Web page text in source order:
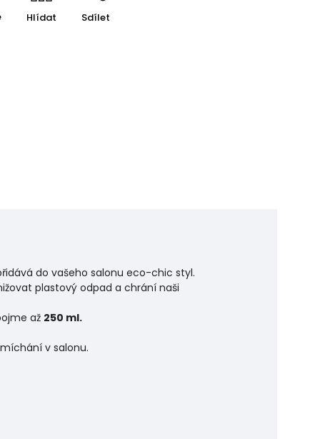
Hlídat Sdílet
do vašeho salonu eco-chic styl.
plastový odpad a chrání naši
až 250 ml.
v salonu.